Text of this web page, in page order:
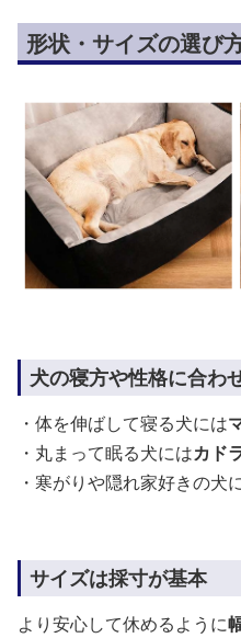
形状・サイズの選び
犬の寝方や性格に合わ
・体を伸ばして寝る犬には
・丸まって眠る犬にはカド
・寒がりや隠れ家好きの犬
サイズは採寸が基本
より安心して休めるように